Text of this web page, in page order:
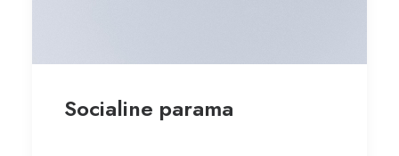
Socialine parama